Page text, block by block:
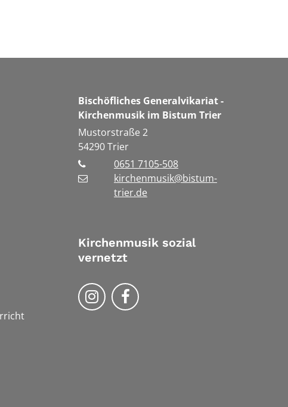
Bischöfliches Generalvikariat -
Kirchenmusik im Bistum Trier
Mustorstraße 2
54290Trier
0651 7105-508
kirchenmusik@bistum-
trier.de
Kirchenmusik sozial
vernetzt
Kirchenmusik im Bistum Trier
Kirchennmusik im Bistum